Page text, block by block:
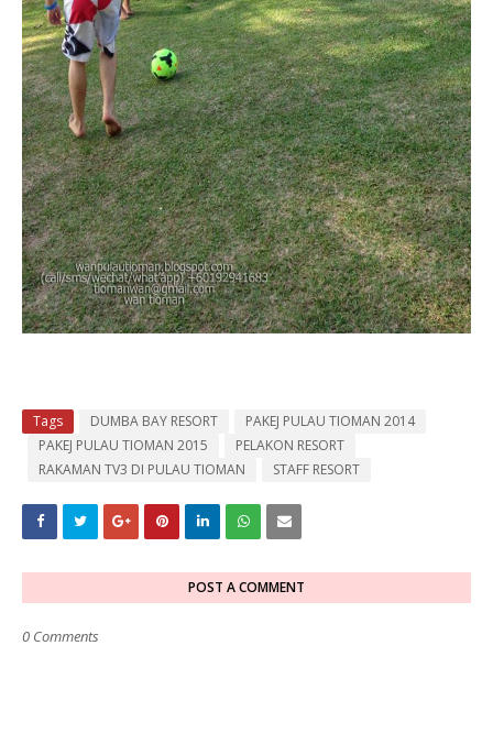
Tags DUMBA BAY RESORT
PAKEJ PULAU TIOMAN 2014
PAKEJ PULAU TIOMAN 2015
PELAKON RESORT
RAKAMAN TV3 DI PULAU TIOMAN
STAFF RESORT
POST A COMMENT
0 Comments